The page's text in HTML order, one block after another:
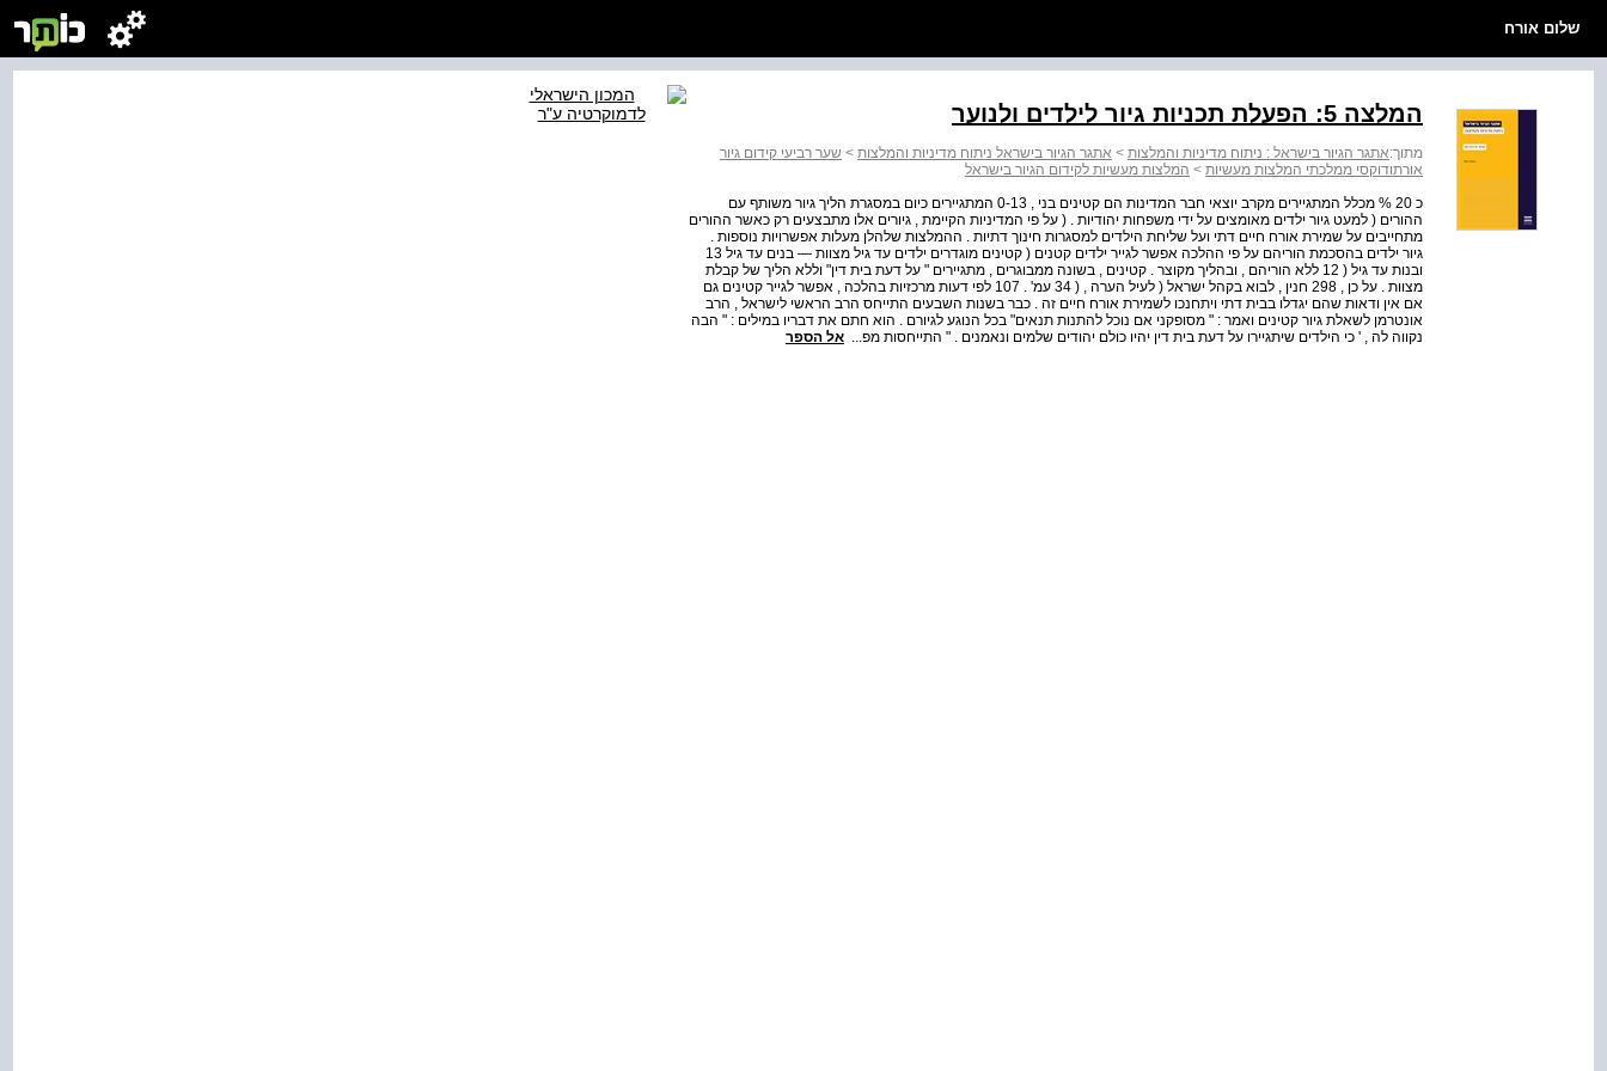
שלום אורח
המלצה 5: הפעלת תכניות גיור לילדים ולנוער
מתוך:אתגר הגיור בישראל : ניתוח מדיניות והמלצות > אתגר הגיור בישראל ניתוח מדיניות והמלצות > שער רביעי קידום גיור
אורתודוקסי ממלכתי המלצות מעשיות > המלצות מעשיות לקידום הגיור בישראל
כ 20 % מכלל המתגיירים מקרב יוצאי חבר המדינות הם קטינים בני , 0-13 המתגיירים כיום במסגרת הליך גיור משותף עם
ההורים ( למעט גיור ילדים מאומצים על ידי משפחות יהודיות . ( על פי המדיניות הקיימת , גיורים אלו מתבצעים רק כאשר ההורים
מתחייבים על שמירת אורח חיים דתי ועל שליחת הילדים למסגרות חינוך דתיות . ההמלצות שלהלן מעלות אפשרויות נוספות .
גיור ילדים בהסכמת הוריהם על פי ההלכה אפשר לגייר ילדים קטנים ( קטינים מוגדרים ילדים עד גיל מצוות — בנים עד גיל 13
ובנות עד גיל ( 12 ללא הוריהם , ובהליך מקוצר . קטינים , בשונה ממבוגרים , מתגיירים " על דעת בית דין" וללא הליך של קבלת
מצוות . על כן , 298 חנין , לבוא בקהל ישראל ( לעיל הערה , ( 34 עמ' . 107 לפי דעות מרכזיות בהלכה , אפשר לגייר קטינים גם
אם אין ודאות שהם יגדלו בבית דתי ויתחנכו לשמירת אורח חיים זה . כבר בשנות השבעים התייחס הרב הראשי לישראל , הרב
אונטרמן לשאלת גיור קטינים ואמר : " מסופקני אם נוכל להתנות תנאים" בכל הנוגע לגיורם . הוא חתם את דבריו במילים : " הבה
נקווה לה , ' כי הילדים שיתגיירו על דעת בית דין יהיו כולם יהודים שלמים ונאמנים . " התייחסות מפ... אל הספר